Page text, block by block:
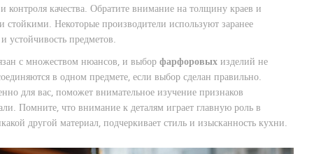
контроля качества. Обратите внимание на толщину краев и
Некоторые производители используют заранее
устойчивость предметов.
с множеством нюансов, и выбор фарфоровых изделий не
в одном предмете, если выбор сделан правильно.
для вас, поможет внимательное изучение признаков
Помните, что внимание к деталям играет главную роль в
другой материал, подчеркивает стиль и изысканность кухни.